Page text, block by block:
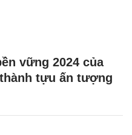
vững 2024 của
tựu ấn tượng